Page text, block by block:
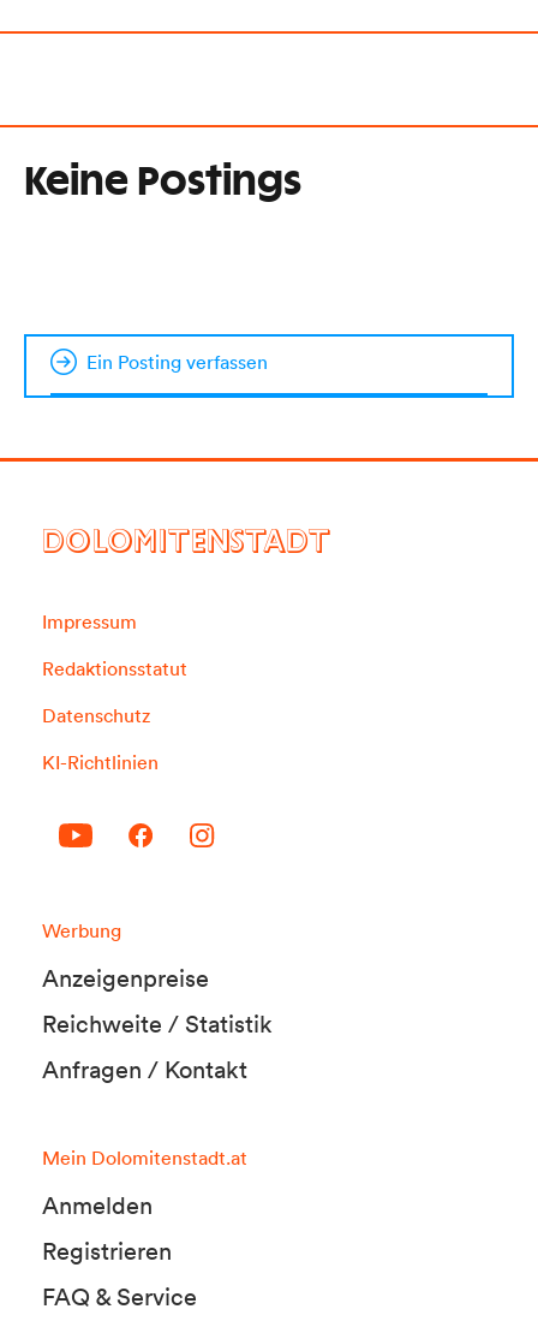
Keine Postings
Ein Posting verfassen
DOLOMITENSTADT
Impressum
Redaktionsstatut
Datenschutz
KI-Richtlinien
Werbung
Anzeigenpreise
Reichweite / Statistik
Anfragen / Kontakt
Mein Dolomitenstadt.at
Anmelden
Registrieren
FAQ & Service